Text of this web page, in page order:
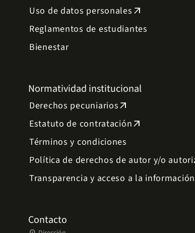
Uso de datos personales arrow_outward
Reglamentos de estudiantes
Bienestar
Normatividad institucional
Derechos pecuniariosarrow_outward
Estatuto de contrataciónarrow_outward
Términos y condiciones
Política de derechos de autor y/o
Transparencia y acceso a la
Contacto